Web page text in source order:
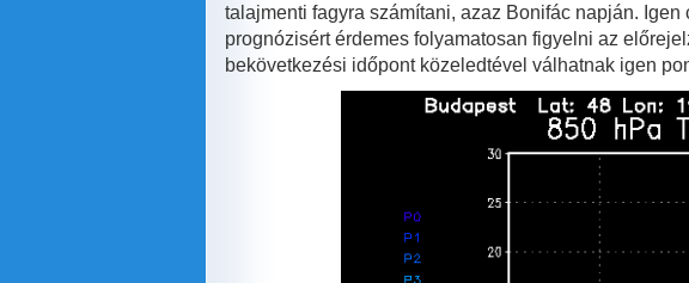
talajmenti fagyra számítani, azaz Bonifác napján.
prognózisért érdemes folyamatosan figyelni az
bekövetkezési időpont közeledtével válhatnak igen